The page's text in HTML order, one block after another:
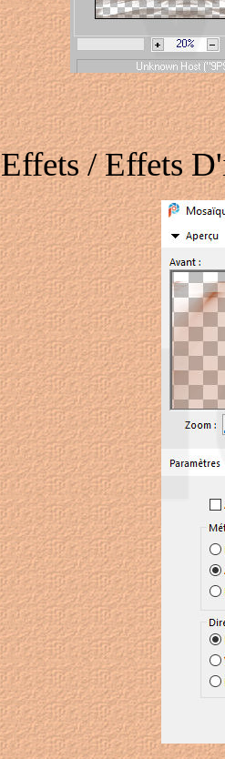
Effets / Effets